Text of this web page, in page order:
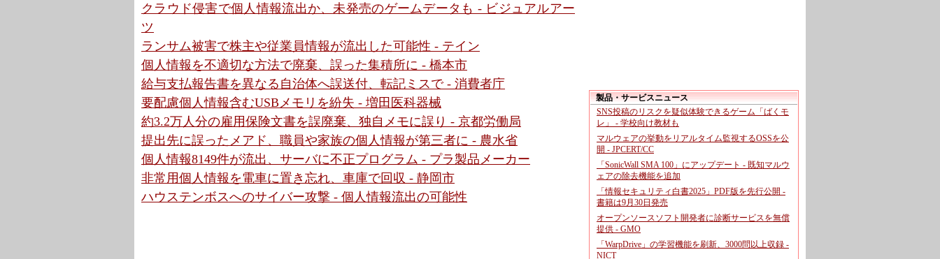
クラウド侵害で個人情報流出か、未発売のゲームデータも - ビジュアルアー
ツ
ランサム被害で株主や従業員情報が流出した可能性 - テイン
個人情報を不適切な方法で廃棄、誤った集積所に - 橋本市
給与支払報告書を異なる自治体へ誤送付、転記ミスで - 消費者庁
要配慮個人情報含むUSBメモリを紛失 - 増田医科器械
約3.2万人分の雇用保険文書を誤廃棄、独自メモに誤り - 京都労働局
提出先に誤ったメアド、職員や家族の個人情報が第三者に - 農水省
個人情報8149件が流出、サーバに不正プログラム - プラ製品メーカー
非常用個人情報を電車に置き忘れ、車庫で回収 - 静岡市
ハウステンボスへのサイバー攻撃 - 個人情報流出の可能性
製品・サービスニュース
SNS投稿のリスクを疑似体験できるゲーム「ばくモ
レ」 - 学校向け教材も
マルウェアの挙動をリアルタイム監視するOSSを公
開 - JPCERT/CC
「SonicWall SMA 100」にアップデート - 既知マルウ
ェアの除去機能を追加
「情報セキュリティ白書2025」PDF版を先行公開 -
書籍は9月30日発売
オープンソースソフト開発者に診断サービスを無償
提供 - GMO
「WarpDrive」の学習機能を刷新、3000問以上収録 -
NICT